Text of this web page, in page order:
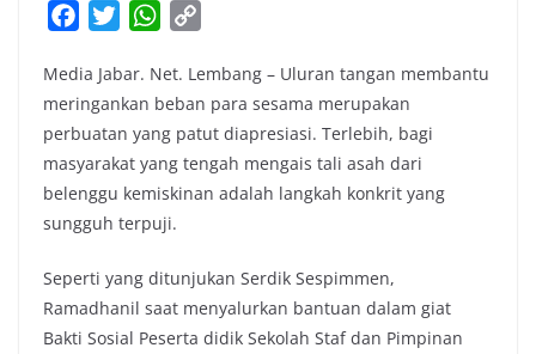
c
e
b
o
o
k
i
t
t
e
r
W
a
t
s
A
p
p
p
y
L
i
n
Media Jabar. Net. Lembang – Uluran tangan membantu
meringankan beban para sesama merupakan
perbuatan yang patut diapresiasi. Terlebih, bagi
masyarakat yang tengah mengais tali asah dari
belenggu kemiskinan adalah langkah konkrit yang
sungguh terpuji.
Seperti yang ditunjukan Serdik Sespimmen,
Ramadhanil saat menyalurkan bantuan dalam giat
Bakti Sosial Peserta didik Sekolah Staf dan Pimpinan